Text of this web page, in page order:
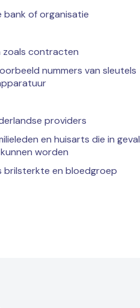
bank of organisatie
zoals contracten
nummers van sleutels
providers
en huisarts die in geval
worden
brilsterkte en bloedgroep